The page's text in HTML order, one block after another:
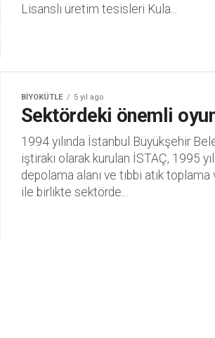
Lisanslı üretim tesisleri Kula...
BIYOKÜTLE 5 yıl ago
Sektördeki önemli
1994 yılında İstanbul Büyükşehir
iştiraki olarak kurulan İSTAÇ, 1995
depolama alanı ve tıbbi atık
ile birlikte sektörde...